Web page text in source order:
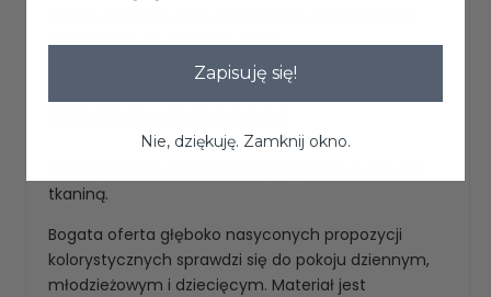
elementów do zamontowania.
tkaniną.
Bogata oferta głęboko nasyconych propozycji
kolorystycznych sprawdzi się do pokoju dziennym,
młodzieżowym i dziecięcym. Materiał jest
Zapisuję się!
Nie, dziękuję. Zamknij okno.